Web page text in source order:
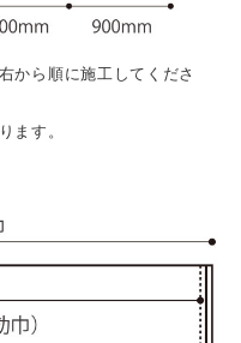
から順に施工してくださ
ます。